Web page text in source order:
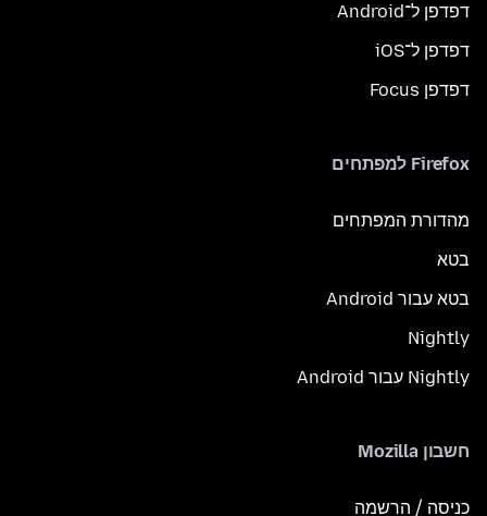
דפדפן ל־Android
דפדפן ל־iOS
דפדפן Focus
Firefox למפתחים
מהדורת המפתחים
בטא
בטא עבור Android
Nightly
Nightly עבור Android
חשבון Mozilla
כניסה / הרשמה